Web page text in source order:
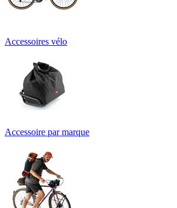
Accessoires vélo
Accessoire par marque